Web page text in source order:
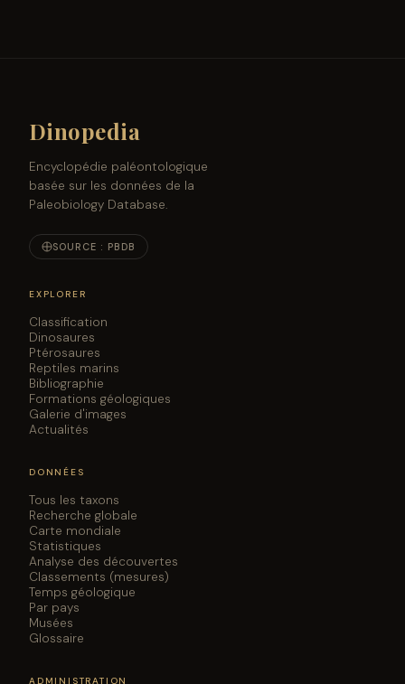
Dinopedia
Encyclopédie paléontologique
basée sur les données de la
Paleobiology Database.
SOURCE : PBDB
EXPLORER
Classification
Dinosaures
Ptérosaures
Reptiles marins
Bibliographie
Formations géologiques
Galerie d'images
Actualités
DONNÉES
Tous les taxons
Recherche globale
Carte mondiale
Statistiques
Analyse des découvertes
Classements (mesures)
Temps géologique
Par pays
Musées
Glossaire
ADMINISTRATION